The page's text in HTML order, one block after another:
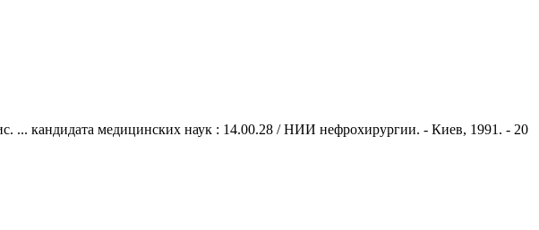
... кандидата медицинских наук : 14.00.28 / НИИ нефрохирургии. - Киев, 1991. - 20